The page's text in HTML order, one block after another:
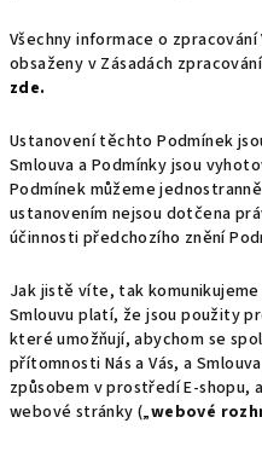
Všechny informace o zpracování
obsaženy v Zásadách
zde.
Ustanovení těchto Podmínek
Smlouva a Podmínky jsou
Podmínek můžeme
ustanovením nejsou dotčena
účinnosti předchozího znění
Jak jistě víte, tak
Smlouvu platí, že jsou použity
které umožňují, abychom se
přítomnosti Nás a Vás, a
způsobem v prostředí E-
webové stránky („webové